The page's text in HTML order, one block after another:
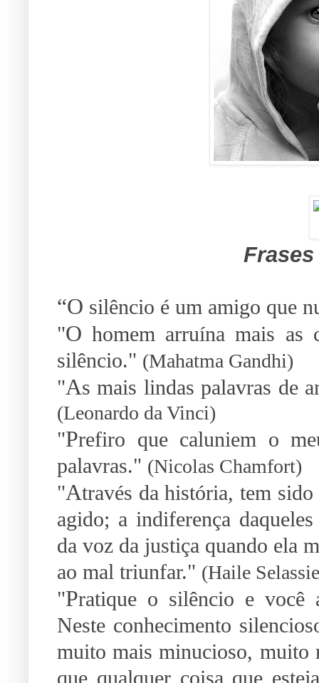
“O silêncio é um amigo que
"O homem arruína mais as
silêncio." (Mahatma Gandhi)
"As mais lindas palavras de
(Leonardo da Vinci)
"Prefiro que caluniem o
palavras." (Nicolas Chamfort)
"Através da história, tem
agido; a indiferença
da voz da justiça quando ela
ao mal triunfar." (Haile
"Pratique o silêncio e você
Neste conhecimento
muito mais minucioso, muito
que qualquer coisa que